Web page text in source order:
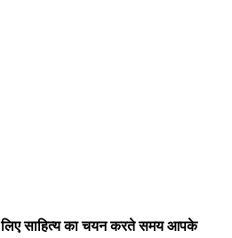
साहित्य का चयन करते समय आपके